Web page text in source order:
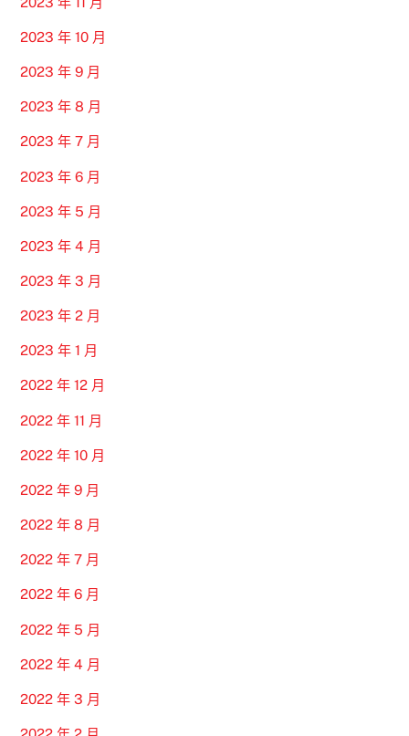
2023 年 10 月
2023 年 9 月
2023 年 8 月
2023 年 7 月
2023 年 6 月
2023 年 5 月
2023 年 4 月
2023 年 3 月
2023 年 2 月
2023 年 1 月
2022 年 12 月
2022 年 11 月
2022 年 10 月
2022 年 9 月
2022 年 8 月
2022 年 7 月
2022 年 6 月
2022 年 5 月
2022 年 4 月
2022 年 3 月